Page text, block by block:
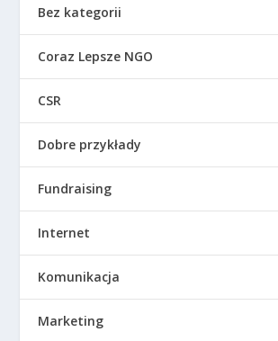
Bez kategorii
Coraz Lepsze NGO
CSR
Dobre przykłady
Fundraising
Internet
Komunikacja
Marketing